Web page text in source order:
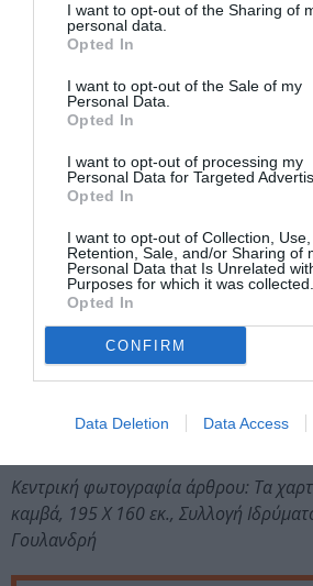
I want to opt-out of the Sharing of
personal data.
Opted In
I want to opt-out of the Sale of my
Personal Data.
Opted In
I want to opt-out of processing my
Personal Data for Targeted
Opted In
I want to opt-out of Collection, Use,
Retention, Sale, and/or Sharing of
Personal Data that Is Unrelated
Purposes for which it was collected.
Opted In
CONFIRM
Data Deletion Data Access
οποία εγκωμίασε με ένα εμβριθές
κείμενο ο φιλόσοφος Michel
3) Η περίοδος των
άρχισε από το 1981 και διήρκεσε
ζωής του και παρουσιάστηκαν σε
διεθνώς. (1981 – 2007)
Έργα του περιλαμβάνονται στις
μουσείων της Ευρώπης. Η Γαλλική
θέλοντας να εξάρει την συμβολή
θεωρώντας τον ως ένα σημαντικό
de Paris τον τίμησε απονέμοντάς
διακρίσεις όπως του Ιππότη της
(Chevalier de la Légion d’Honneur)
Ιππότη Τεχνών και Γραμμάτων
Κεντρική φωτογραφία άρθρου: Τα
καμβά, 195 Χ 160 εκ., Συλλογή
Γουλανδρή